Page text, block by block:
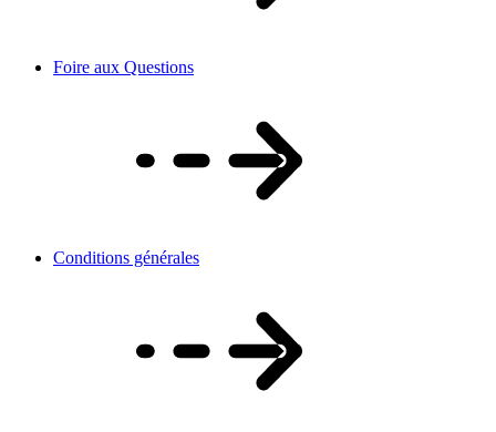
Foire aux Questions
Conditions générales